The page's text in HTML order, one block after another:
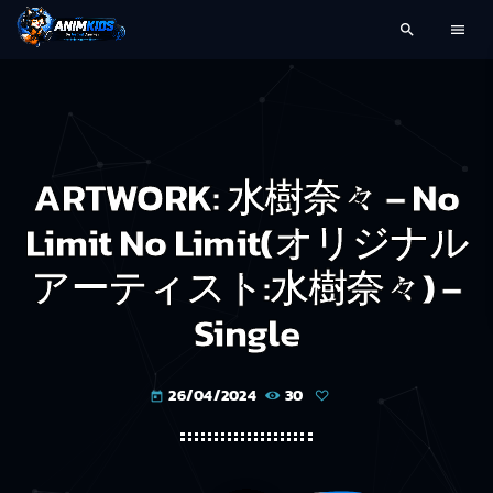
search menu
ARTWORK: 水樹奈々 – No
Limit No Limit(オリジナル
アーティスト:水樹奈々) –
Single
today 26/04/2024 30